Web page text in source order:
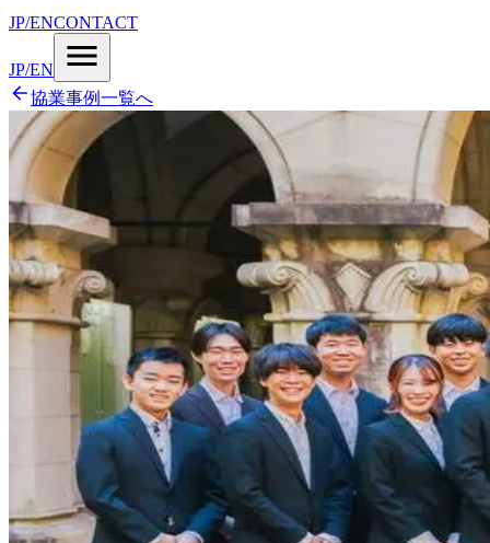
JP/ENCONTACT
JP/EN
協業事例一覧へ